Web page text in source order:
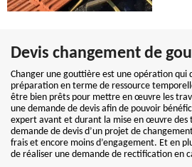
Devis changement de
Changer une gouttière est une opération qui
préparation en terme de ressource
être bien prêts pour mettre en œuvre les
une demande de devis afin de pouvoir
expert avant et durant la mise en œuvre des
demande de devis d’un projet de
frais et encore moins d’engagement. Et en
de réaliser une demande de rectification en